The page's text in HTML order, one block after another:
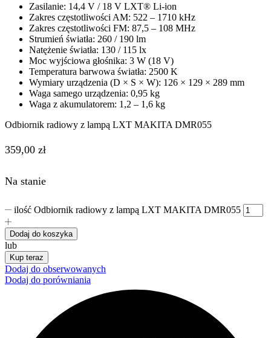
Zasilanie: 14,4 V / 18 V LXT® Li-ion
Zakres częstotliwości AM: 522 – 1710 kHz
Zakres częstotliwości FM: 87,5 – 108 MHz
Strumień światła: 260 / 190 lm
Natężenie światła: 130 / 115 lx
Moc wyjściowa głośnika: 3 W (18 V)
Temperatura barwowa światła: 2500 K
Wymiary urządzenia (D × S × W): 126 × 129 × 289 mm
Waga samego urządzenia: 0,95 kg
Waga z akumulatorem: 1,2 – 1,6 kg
Odbiornik radiowy z lampą LXT MAKITA DMR055
359,00 zł
Na stanie
ilość Odbiornik radiowy z lampą LXT MAKITA DMR055
Dodaj do koszyka
lub
Kup teraz
Dodaj do obserwowanych
Dodaj do porówniania